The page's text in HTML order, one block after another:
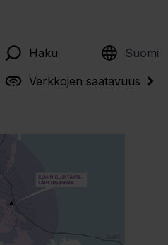
Haku Suomi
English
Verkkojen saatavuus